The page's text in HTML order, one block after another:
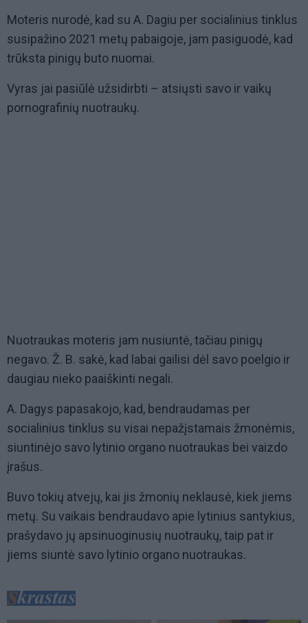
Moteris nurodė, kad su A. Dagiu per socialinius tinklus
susipažino 2021 metų pabaigoje, jam pasiguodė, kad
trūksta pinigų buto nuomai.
Vyras jai pasiūlė užsidirbti – atsiųsti savo ir vaikų
pornografinių nuotraukų.
Nuotraukas moteris jam nusiuntė, tačiau pinigų
negavo. Ž. B. sakė, kad labai gailisi dėl savo poelgio ir
daugiau nieko paaiškinti negali.
A. Dagys papasakojo, kad, bendraudamas per
socialinius tinklus su visai nepažįstamais žmonėmis,
siuntinėjo savo lytinio organo nuotraukas bei vaizdo
įrašus.
Buvo tokių atvejų, kai jis žmonių neklausė, kiek jiems
metų. Su vaikais bendraudavo apie lytinius santykius,
prašydavo jų apsinuoginusių nuotraukų, taip pat ir
jiems siuntė savo lytinio organo nuotraukas.